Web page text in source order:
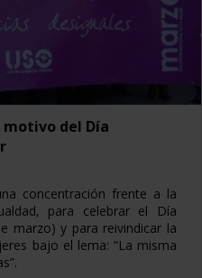
motivo del Día
concentración frente a la
para celebrar el Día
marzo) y para reivindicar la
bajo el lema: “La misma